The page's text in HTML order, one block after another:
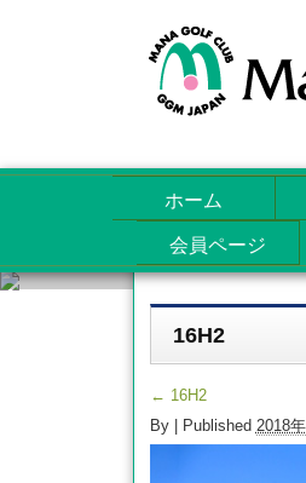
ホーム
会員ページ
Attachments
16H2
← 16H2
By
Published 2018